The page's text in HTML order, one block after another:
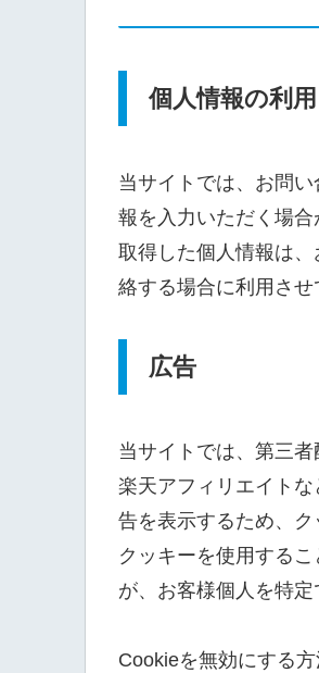
個人情報の利
当サイトでは、お問
報を入力いただく場合
取得した個人情報は
絡する場合に利用させ
広告
当サイトでは、第三
楽天アフィリエイト
告を表示するため、ク
クッキーを使用する
が、お客様個人を特定
Cookieを無効にする